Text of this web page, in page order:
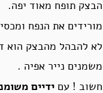
הבצק תופח מאוד יפה.
מורידים את הנפח
לא להבהל מהבצק הוא
משמנים נייר אפיה .
חשוב ! עם ידיים